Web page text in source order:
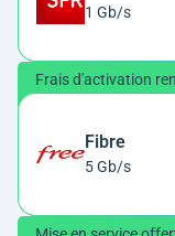
1 Gb/s
Frais d'activation
Fibre
5 Gb/s